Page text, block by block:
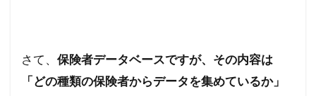
さて、 保険者データベースですが、その内容は
「どの種類の保険者からデータを集めているか」